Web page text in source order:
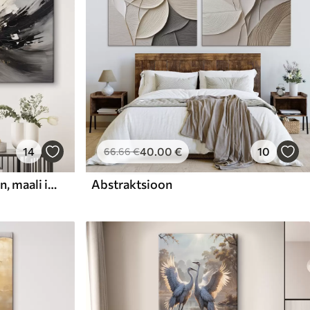
14
Abstraktne kompositsioon, maali imitatsioon
66.66€40.00€ 10
Abstraktsioon